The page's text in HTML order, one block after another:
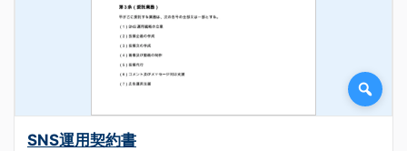
SNS運用契約書